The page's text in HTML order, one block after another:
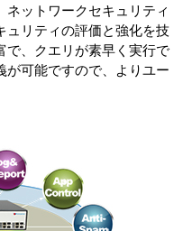
ネットワークセキュリティ
ュリティの評価と強化を技
で、クエリが素早く実行で
が可能ですので、よりユー